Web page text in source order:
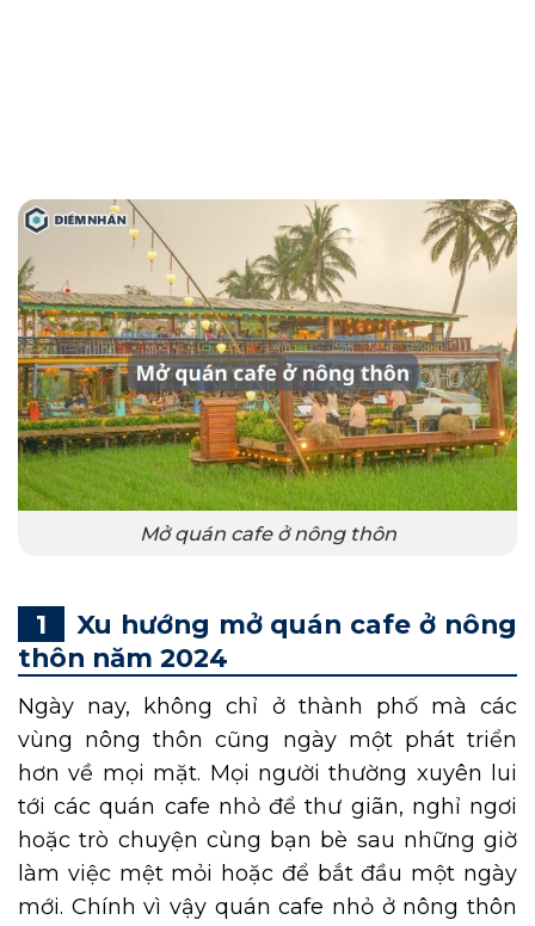
Mở quán cafe ở nông thôn
Xu hướng mở quán cafe ở nông
thôn năm 2024
Ngày nay, không chỉ ở thành phố mà các
vùng nông thôn cũng ngày một phát triển
hơn về mọi mặt. Mọi người thường xuyên lui
tới các quán cafe nhỏ để thư giãn, nghỉ ngơi
hoặc trò chuyện cùng bạn bè sau những giờ
làm việc mệt mỏi hoặc để bắt đầu một ngày
mới. Chính vì vậy quán cafe nhỏ ở nông thôn